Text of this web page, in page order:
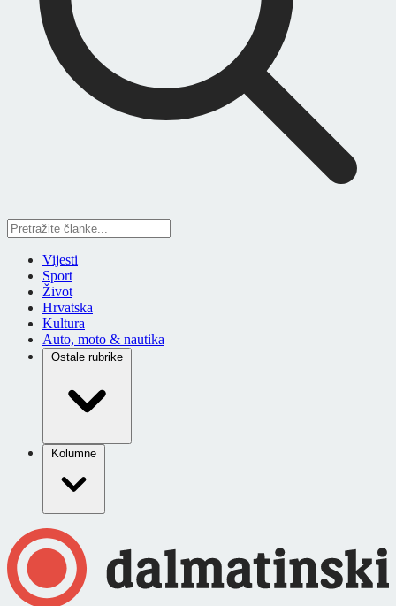
Vijesti
Sport
Život
Hrvatska
Kultura
Auto, moto & nautika
Ostale rubrike
Kolumne